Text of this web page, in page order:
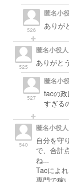
526
匿名小
ありが
525
匿名小役人
ありがと
527
匿名小
tacの
すぎる
540
匿名小役人
自分を守
で、合計
ね...
Tacによ
専門で稼